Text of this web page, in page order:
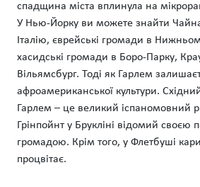
спадщина міста вплинула на
У Нью-Йорку ви можете знайти
Італію, єврейські громади в
хасидські громади в Боро-Парку,
Вільямсбург. Тоді як Гарлем
афроамериканської культури.
Гарлем – це великий іспаномовний
Грінпойнт у Брукліні відомий своєю
громадою. Крім того, у Флетбуші
процвітає.